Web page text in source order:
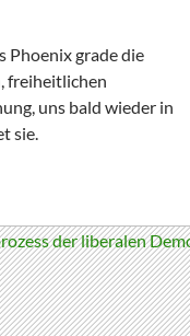
Phoenix grade die
freiheitlichen
uns bald wieder in
sie.